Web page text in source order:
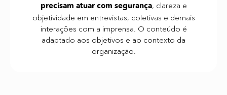
precisam atuar com segurança, clareza e
objetividade em entrevistas, coletivas e demais
interações com a imprensa. O conteúdo é
adaptado aos objetivos e ao contexto da
organização.